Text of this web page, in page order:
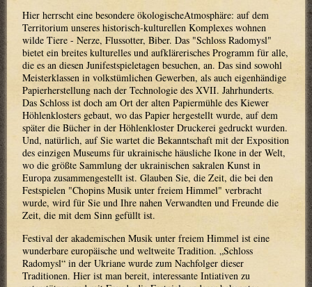
Hier herrscht eine besondere ökologischeAtmosphäre: auf dem
Territorium unseres historisch-kulturellen Komplexes wohnen
wilde Tiere - Nerze, Flussotter, Biber. Das "Schloss Radomysl"
bietet ein breites kulturelles und aufklärerisches Programm für alle,
die es an diesen Junifestspieletagen besuchen, an. Das sind sowohl
Meisterklassen in volkstümlichen Gewerben, als auch eigenhändige
Papierherstellung nach der Technologie des XVII. Jahrhunderts.
Das Schloss ist doch am Ort der alten Papiermühle des Kiewer
Höhlenklosters gebaut, wo das Papier hergestellt wurde, auf dem
später die Bücher in der Höhlenkloster Druckerei gedruckt wurden.
Und, natürlich, auf Sie wartet die Bekanntschaft mit der Exposition
des einzigen Museums für ukrainische häusliche Ikone in der Welt,
wo die größte Sammlung der ukrainischen sakralen Kunst in
Europa zusammengestellt ist. Glauben Sie, die Zeit, die bei den
Festspielen "Chopins Musik unter freiem Himmel" verbracht
wurde, wird für Sie und Ihre nahen Verwandten und Freunde die
Zeit, die mit dem Sinn gefüllt ist.
Festival der akademischen Musik unter freiem Himmel ist eine
wunderbare europäische und weltweite Tradition. „Schloss
Radomysl“ in der Ukriane wurde zum Nachfolger dieser
Traditionen. Hier ist man bereit, interessante Intiativen zu